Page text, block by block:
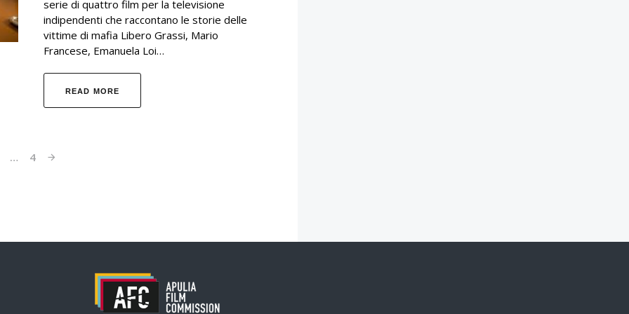
serie di quattro film per la televisione
indipendenti che raccontano le storie delle
vittime di mafia Libero Grassi, Mario
Francese, Emanuela Loi…
READ MORE
… 4